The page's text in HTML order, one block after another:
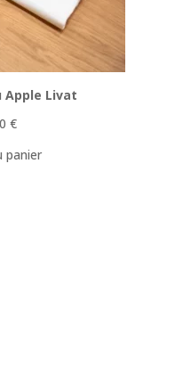
Apple Livat
€
panier